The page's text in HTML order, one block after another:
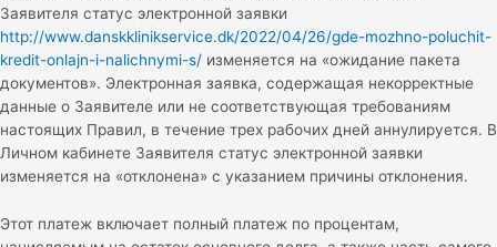
Заявителя статус электронной заявки
http://www.danskklinikservice.dk/2022/04/26/gde-mozhno-poluchit-
kredit-onlajn-i-nalichnymi-s/ изменяется на «ожидание пакета
документов». Электронная заявка, содержащая некорректные
данные о Заявителе или не соответствующая требованиям
настоящих Правил, в течение трех рабочих дней аннулируется. В
Личном кабинете Заявителя статус электронной заявки
изменяется на «отклонена» с указанием причины отклонения.
Этот платеж включает полный платеж по процентам,